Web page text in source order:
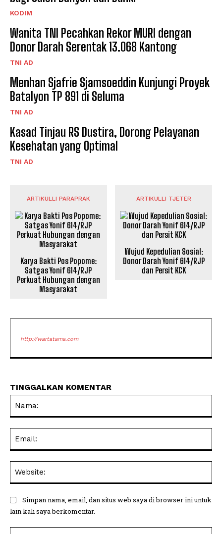
KODIM
Wanita TNI Pecahkan Rekor MURI dengan
Donor Darah Serentak 13.068 Kantong
TNI AD
Menhan Sjafrie Sjamsoeddin Kunjungi Proyek
Batalyon TP 891 di Seluma
TNI AD
Kasad Tinjau RS Dustira, Dorong Pelayanan
Kesehatan yang Optimal
TNI AD
ARTIKULLI PARAPRAK
Karya Bakti Pos Popome:
Satgas Yonif 614/RJP
Perkuat Hubungan dengan
Masyarakat
ARTIKULLI TJETËR
Wujud Kepedulian Sosial:
Donor Darah Yonif 614/RJP
dan Persit KCK
http://wartatama.com
TINGGALKAN KOMENTAR
Simpan nama, email, dan situs web saya di browser ini untuk
lain kali saya berkomentar.